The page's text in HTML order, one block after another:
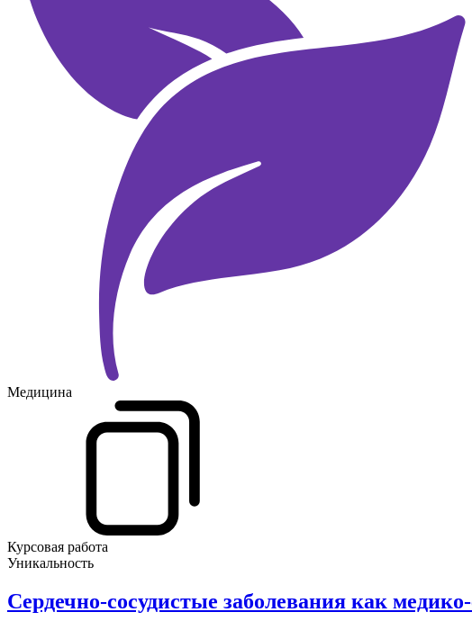
Медицина
Курсовая работа
Уникальность
Сердечно-сосудистые заболевания как